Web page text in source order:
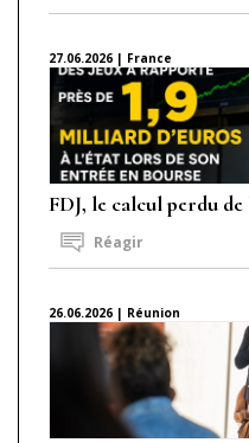
27.06.2026 | France
FDJ, le calcul perdu
Réagir
26.06.2026 | Réunion